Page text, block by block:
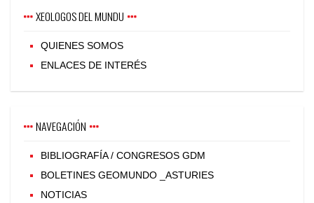
XEOLOGOS DEL MUNDU
QUIENES SOMOS
ENLACES DE INTERÉS
NAVEGACIÓN
BIBLIOGRAFÍA / CONGRESOS GDM
BOLETINES GEOMUNDO _ASTURIES
NOTICIAS